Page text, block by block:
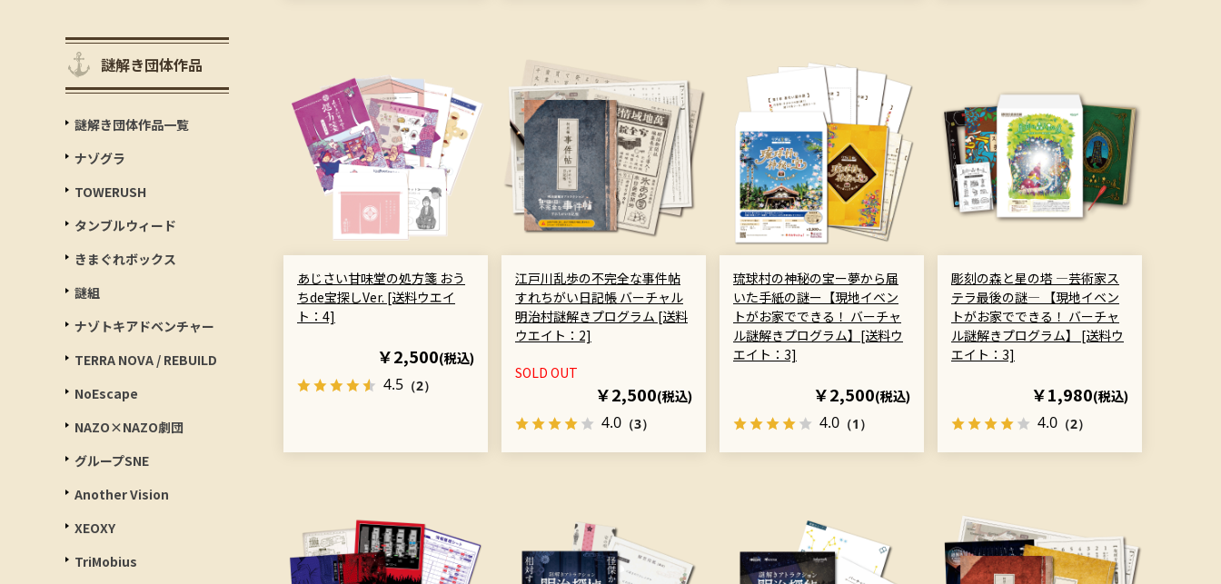
謎解き団体作品
謎解き団体作品一覧
ナゾグラ
TOWERUSH
タンブルウィード
きまぐれボックス
謎組
ナゾトキアドベンチャー
TERRA NOVA / REBUILD
NoEscape
NAZO×NAZO劇団
グループSNE
Another Vision
XEOXY
TriMobius
あじさい甘味堂の処方箋 おう
ちde宝探しVer. [送料ウエイ
ト：4]
￥2,500(税込)
4.5 （2）
江戸川乱歩の不完全な事件帖
すれちがい日記帳 バーチャル
明治村謎解きプログラム [送料
ウエイト：2]
SOLD OUT
￥2,500(税込)
4.0 （3）
琉球村の神秘の宝ー夢から届
いた手紙の謎ー【現地イベン
トがお家でできる！ バーチャ
ル謎解きプログラム】[送料ウ
エイト：3]
￥2,500(税込)
4.0 （1）
彫刻の森と星の塔 ―芸術家ス
テラ最後の謎― 【現地イベン
トがお家でできる！ バーチャ
ル謎解きプログラム】 [送料ウ
エイト：3]
￥1,980(税込)
4.0 （2）